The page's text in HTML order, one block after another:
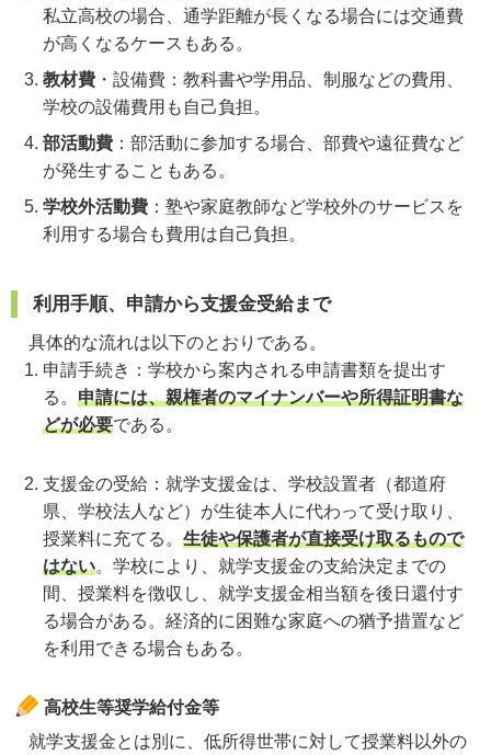
私立高校の場合、通学距離が長くなる場合には交通費
が高くなるケースもある。
教材費・設備費：教科書や学用品、制服などの費用、
学校の設備費用も自己負担。
部活動費：部活動に参加する場合、部費や遠征費など
が発生することもある。
学校外活動費：塾や家庭教師など学校外のサービスを
利用する場合も費用は自己負担。
利用手順、申請から支援金受給まで
具体的な流れは以下のとおりである。
申請手続き：学校から案内される申請書類を提出す
る。 申請には、親権者のマイナンバーや所得証明書な
どが必要である。
支援金の受給：就学支援金は、学校設置者（都道府
県、学校法人など）が生徒本人に代わって受け取り、
授業料に充てる。 生徒や保護者が直接受け取るもので
はない。学校により、就学支援金の支給決定までの
間、授業料を徴収し、就学支援金相当額を後日還付す
る場合がある。経済的に困難な家庭への猶予措置など
を利用できる場合もある。
高校生等奨学給付金等
就学支援金とは別に、低所得世帯に対して授業料以外の